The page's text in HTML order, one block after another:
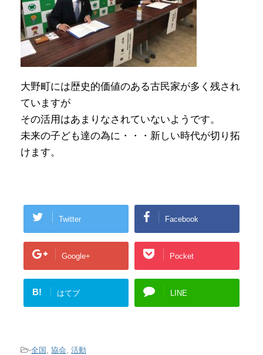
大野町には歴史的価値のある古民家が多く残され
ていますが
その活用はあまりなされていないようです。
未来の子ども達の為に・・・新しい時代が切り拓
けます。
Twitter Facebook
Google+ Pocket
B! はてブ LINE
-全国 , 協会, 活動